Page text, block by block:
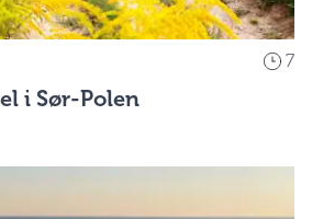
7
i Sør-Polen